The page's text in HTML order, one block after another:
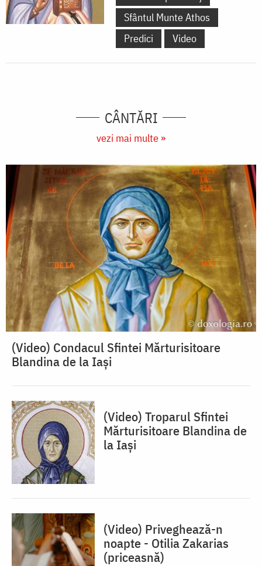
Sfântul Munte Athos
Predici
Video
CÂNTĂRI
vezi mai multe »
(Video) Condacul Sfintei Mărturisitoare
Blandina de la Iași
(Video) Troparul Sfintei
Mărturisitoare Blandina de
la Iași
(Video) Priveghează-n
noapte - Otilia Zakarias
(priceasnă)